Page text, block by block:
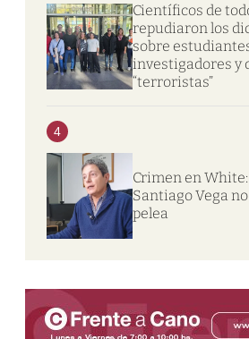
Científicos de
repudiaron los
sobre
investigadores y
“terroristas”
4
Crimen en
Santiago Vega
pelea